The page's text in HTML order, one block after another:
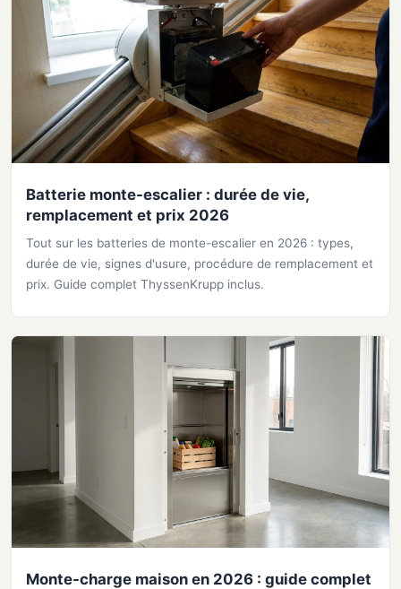
Batterie monte-escalier : durée de vie,
remplacement et prix 2026
Tout sur les batteries de monte-escalier en 2026 : types,
durée de vie, signes d'usure, procédure de remplacement et
prix. Guide complet ThyssenKrupp inclus.
Monte-charge maison en 2026 : guide complet